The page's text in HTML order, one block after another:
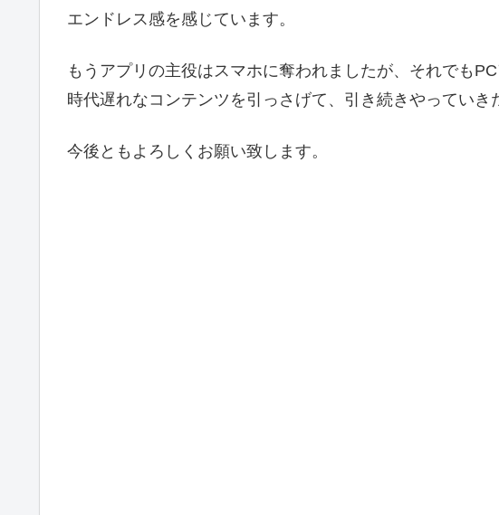
エンドレス感を感じています。
もうアプリの主役はスマホに奪われましたが、それでも
時代遅れなコンテンツを引っさげて、引き続きやっていき
今後ともよろしくお願い致します。